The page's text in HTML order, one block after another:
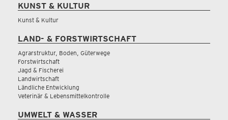
KUNST & KULTUR
Kunst & Kultur
LAND- & FORSTWIRTSCHAFT
Agrarstruktur, Boden, Güterwege
Forstwirtschaft
Jagd & Fischerei
Landwirtschaft
Ländliche Entwicklung
Veterinär & Lebensmittelkontrolle
UMWELT & WASSER